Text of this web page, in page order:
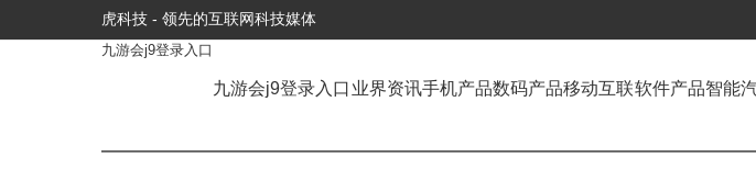
虎科技 - 领先的互联网科技媒体
九游会j9登录入口
九游会j9登录入口 业界资讯手机产品数码产品移动互联软件产品智能